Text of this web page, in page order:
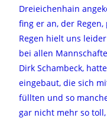
Dreieichenhain
fing er an, der
Regen hielt uns
bei allen
Dirk Schambeck,
eingebaut, die sich
füllten und so
gar nicht mehr so